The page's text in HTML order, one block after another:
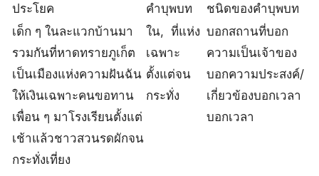
ประโยค
คำบุพบท
ชนิดของคำบุพบท
เด็ก ๆ ในละแวกบ้านมา
รวมกันที่หาดทรายภูเก็ต
เป็นเมืองแห่งความฝันฉัน
ให้เงินเฉพาะคนขอทาน
เพื่อน ๆ มาโรงเรียนตั้งแต่
เช้าแล้วชาวสวนรดผักจน
กระทั่งเที่ยง
ใน, ที่แห่ง
เฉพาะ
ตั้งแต่จน
กระทั่ง
บอกสถานที่บอก
ความเป็นเจ้าของ
บอกความประสงค์/
เกี่ยวข้องบอกเวลา
บอกเวลา